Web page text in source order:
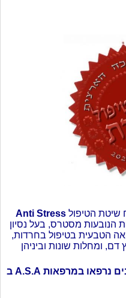
שיטת הטיפולAnti Stress
הנובעות מסטרס, בעל נסיון
הרפואה הטבעית בטיפול בחרדות,
ומחלות שונות וביניהן
מאז שנת 1994 מטופלים רבים נרפאו במרפאות A.S.A ב